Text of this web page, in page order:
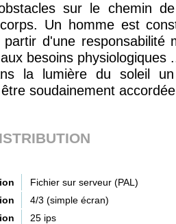
sur le chemin
Un homme est
d'une responsabilité
besoins physiologiques
la lumière du soleil
soudainement
Fichier sur serveur (PAL)
4/3 (simple écran)
25 ips